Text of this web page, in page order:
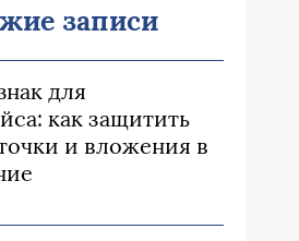
записи
для
как защитить
и вложения в